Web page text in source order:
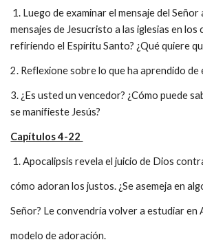
1. Luego de examinar el mensaje del
mensajes de Jesucristo a las iglesias en
refiriendo el Espíritu Santo? ¿Qué quiere
2. Reflexione sobre lo que ha aprendido
3. ¿Es usted un vencedor? ¿Cómo puede
se manifieste Jesús?
Capítulos 4-22
1. Apocalipsis revela el juicio de Dios
cómo adoran los justos. ¿Se asemeja en
Señor? Le convendría volver a estudiar en
modelo de adoración.